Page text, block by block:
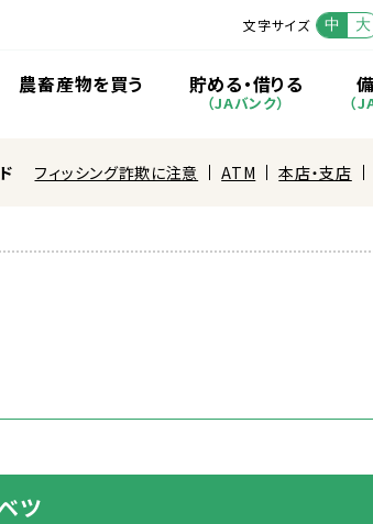
農畜産物を買う 貯める・借りる
（JAバンク） （
文字サイズ 中 大
フィッシング詐欺に注意 ATM 本店・支店
ツ